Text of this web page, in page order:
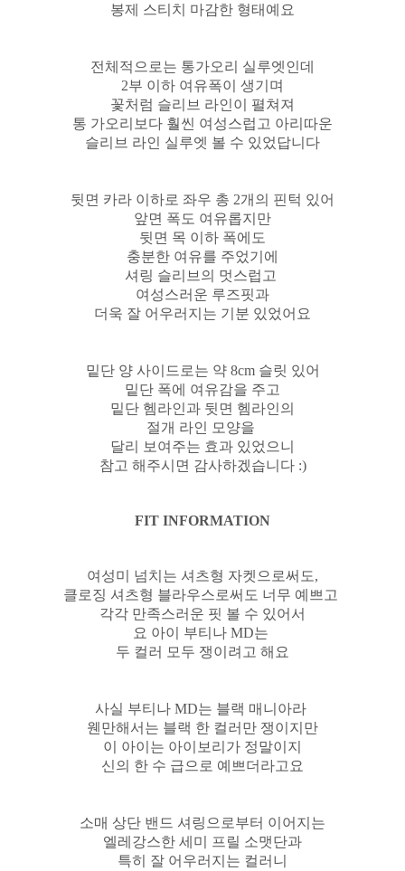
봉제 스티치 마감한 형태예요
전체적으로는 통가오리 실루엣인데
2부 이하 여유폭이 생기며
꽃처럼 슬리브 라인이 펼쳐져
통 가오리보다 훨씬 여성스럽고 아리따운
슬리브 라인 실루엣 볼 수 있었답니다
뒷면 카라 이하로 좌우 총 2개의 핀턱 있어
앞면 폭도 여유롭지만
뒷면 목 이하 폭에도
충분한 여유를 주었기에
셔링 슬리브의 멋스럽고
여성스러운 루즈핏과
더욱 잘 어우러지는 기분 있었어요
밑단 양 사이드로는 약 8cm 슬릿 있어
밑단 폭에 여유감을 주고
밑단 헴라인과 뒷면 헴라인의
절개 라인 모양을
달리 보여주는 효과 있었으니
참고 해주시면 감사하겠습니다 :)
FIT INFORMATION
여성미 넘치는 셔츠형 자켓으로써도,
클로징 셔츠형 블라우스로써도 너무 예쁘고
각각 만족스러운 핏 볼 수 있어서
요 아이 부티나 MD는
두 컬러 모두 쟁이려고 해요
사실 부티나 MD는 블랙 매니아라
웬만해서는 블랙 한 컬러만 쟁이지만
이 아이는 아이보리가 정말이지
신의 한 수 급으로 예쁘더라고요
소매 상단 밴드 셔링으로부터 이어지는
엘레강스한 세미 프릴 소맷단과
특히 잘 어우러지는 컬러니